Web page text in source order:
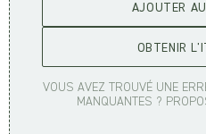
AJOUTER
OBTENIR
VOUS AVEZ TROUVÉ UNE
MANQUANTES ?